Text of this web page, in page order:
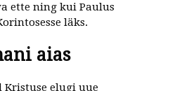
ette ning kui Paulus
läks.
aias
elugi uue